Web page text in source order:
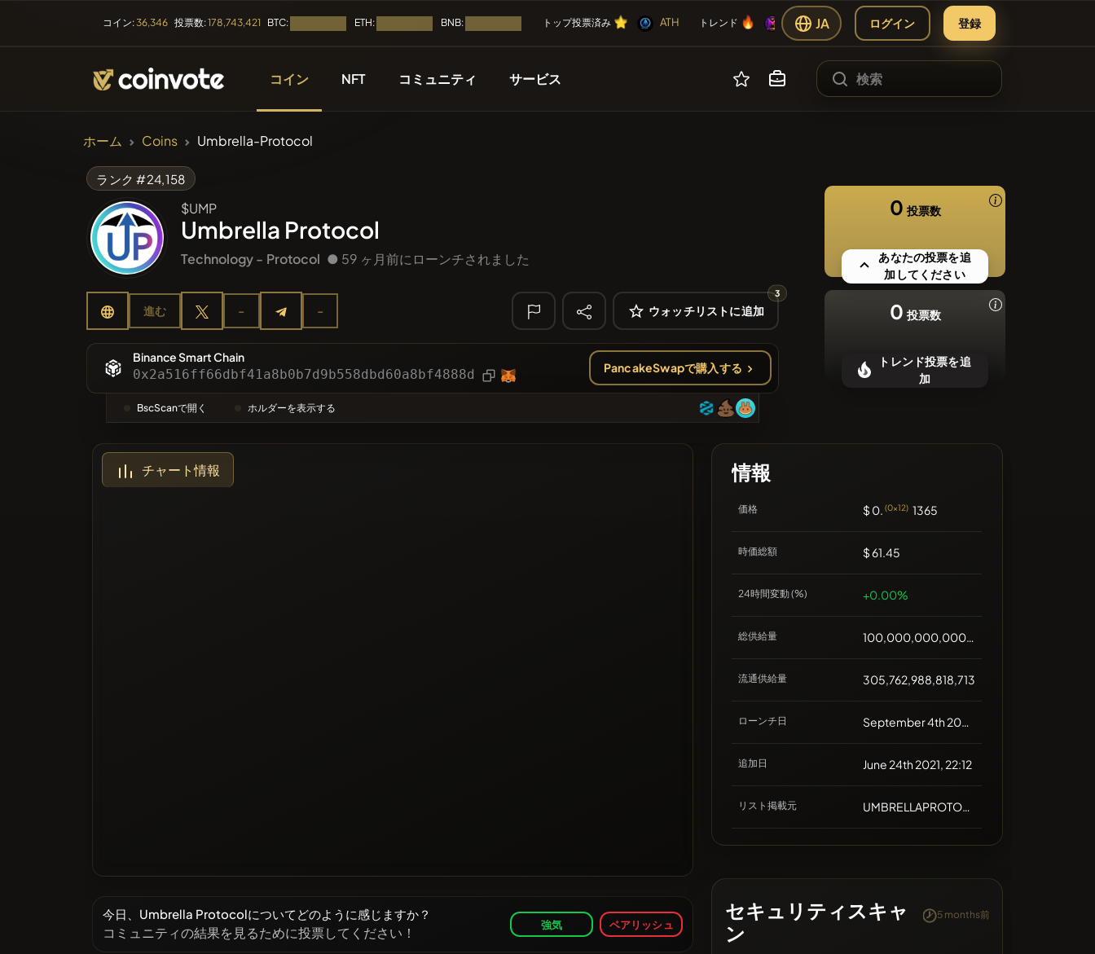
コイン:36,346 投票数:178,743,421 BTC: ETH: BNB: トップ投票済み ⭐
⭐
⭐
⭐ ATH トレンド 🔥
🔥
🔥
🔥 MANIAJA ログイン 登録
コイン
最近リスト化された
トレンド
カテゴリー
最も投票された
NFT コミュニティ サービス
ICO
#4004
#276
ATH #619
🔎 最近の検索
❌最近のコインはありません
ホーム Coins Umbrella-Protocol
ランク #24,158
$UMP
Umbrella Protocol
Technology - Protocol ● 59 ヶ月前にローンチされました
進む - - ウォッチリストに追加
3
Binance Smart Chain
0x2a516ff66dbf41a8b0b7d9b558dbd60a8bf4888d PancakeSwapで購入する
BscScanで開く ホルダーを表示する
0 投票数
あなたの投票を追
加してください
0 投票数
トレンド投票を追
加
チャート情報
今日、Umbrella Protocolについてどのように感じますか？
コミュニティの結果を見るために投票してください！ 強気 ベアリッシュ
情報
価格 $ 0. (0x12) 1365
時価総額 $ 61.45
24時間変動 (%) +0.00%
総供給量 100,000,000,000,000,000
流通供給量 305,762,988,818,713
ローンチ日 September 4th 2021, 00:00
追加日 June 24th 2021, 22:12
リスト掲載元 UMBRELLAPROTOCOL
セキュリティスキャ
ン
5 months前